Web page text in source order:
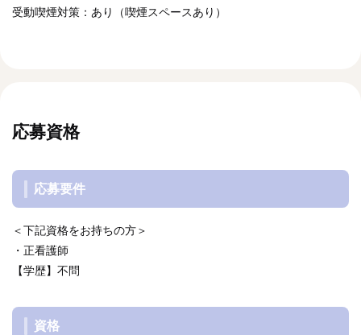
受動喫煙対策：あり（喫煙スペースあり）
応募資格
応募要件
＜下記資格をお持ちの方＞
・正看護師
【学歴】不問
資格